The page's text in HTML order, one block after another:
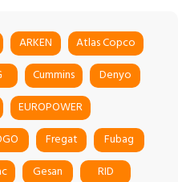
ARKEN
Atlas Copco
Cummins
Denyo
EUROPOWER
Fregat
Fubag
Gesan
RID